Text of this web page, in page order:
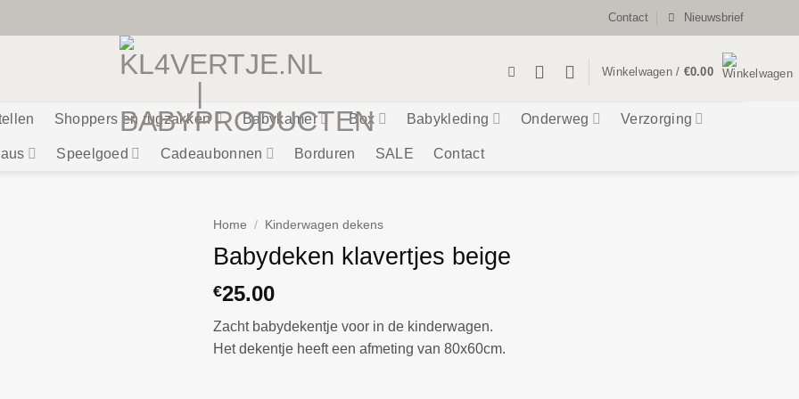
Contact Nieuwsbrief
Winkelwagen / €0.00
Shoppers en rugzakken Babykamer Box Babykleding Onderweg Verzorging
Speelgoed Cadeaubonnen Borduren SALE Contact
Home / Kinderwagen dekens
Babydeken klavertjes beige
€25.00
Zacht babydekentje voor in de kinderwagen.
Het dekentje heeft een afmeting van 80x60cm.